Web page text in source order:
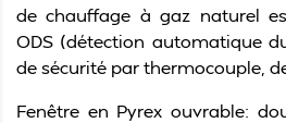
de chauffage à gaz naturel
ODS (détection automatique
de sécurité par thermocouple,
Fenêtre en Pyrex ouvrable: